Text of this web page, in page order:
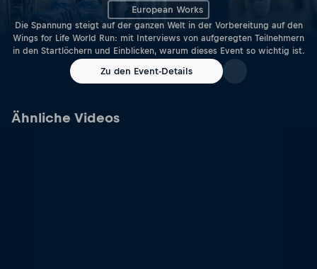
European Works
Die Spannung steigt auf der ganzen Welt in der Vorbereitung auf den
Wings for Life World Run: mit Interviews von aufgeregten Teilnehmern
in den Startlöchern und Einblicken, warum dieses Event so wichtig ist.
Zu den Event-Details
Ähnliche Videos